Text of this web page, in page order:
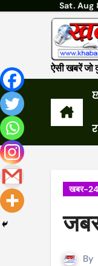
Sat. Aug
ऐसी खबरें जो
खबर-
By